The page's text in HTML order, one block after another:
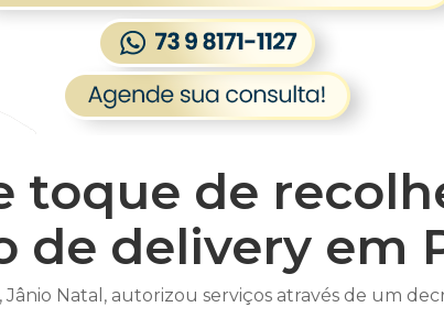
toque de
delivery em
Natal, autorizou serviços através de um